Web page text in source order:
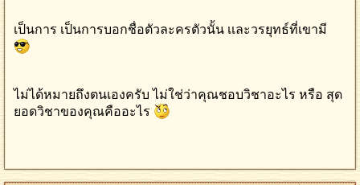
เป็นการ เป็นการบอกชื่อตัวละครตัวนั้น เเละวรยุทธ์ที่เขามี
ไม่ได้หมายถึงตนเองครับ ไม่ใช่ว่าคุณชอบวิชาอะไร หรือ สุด
ยอดวิชาของคุณคืออะไร